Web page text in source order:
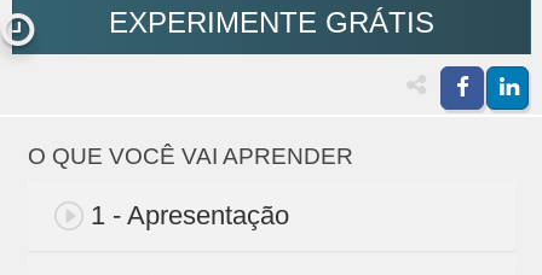
EXPERIMENTE GRÁTIS
O QUE VOCÊ VAI APRENDER
1 - Apresentação